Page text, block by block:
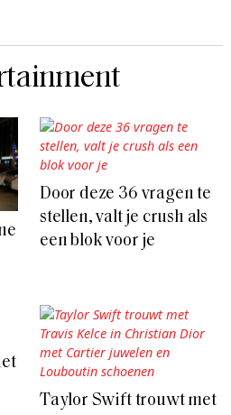
Door deze 36 vragen te
stellen, valt je crush als
een blok voor je
Taylor Swift trouwt met